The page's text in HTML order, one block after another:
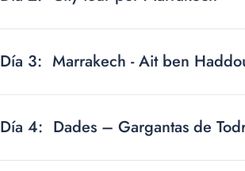
Día 3: Marrakech - Ait ben
Día 4: Dades – Gargantas de